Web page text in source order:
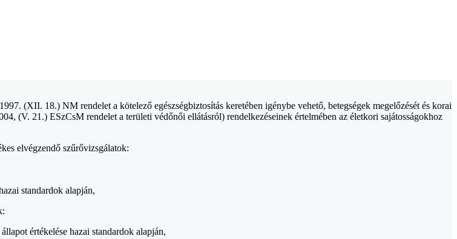
(XII. 18.) NM rendelet a kötelező egészségbiztosítás keretében igénybe vehető, betegségek megelőzését és korai
(V. 21.) ESzCsM rendelet a területi védőnői ellátásról) rendelkezéseinek értelmében az életkori sajátosságokhoz
elvégzendő szűrővizsgálatok:
standardok alapján,
értékelése hazai standardok alapján,